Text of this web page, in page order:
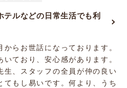
ルなどの日常生活でも利
らお世話になっております。
ており、安心感があります。
生、スタッフの全員が仲の良い
てもし易いです。何より、うち